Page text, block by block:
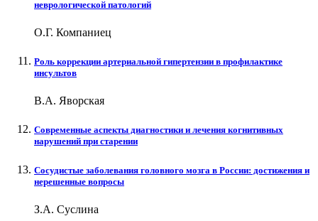
неврологической патологий
О.Г. Компаниец
Роль коррекции артериальной гипертензии в профилактике
инсультов
В.А. Яворская
Современные аспекты диагностики и лечения когнитивных
нарушений при старении
Сосудистые заболевания головного мозга в России: достижения и
нерешенные вопросы
З.А. Суслина